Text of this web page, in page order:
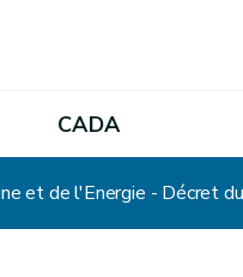
CADA
et de l'Energie - Décret